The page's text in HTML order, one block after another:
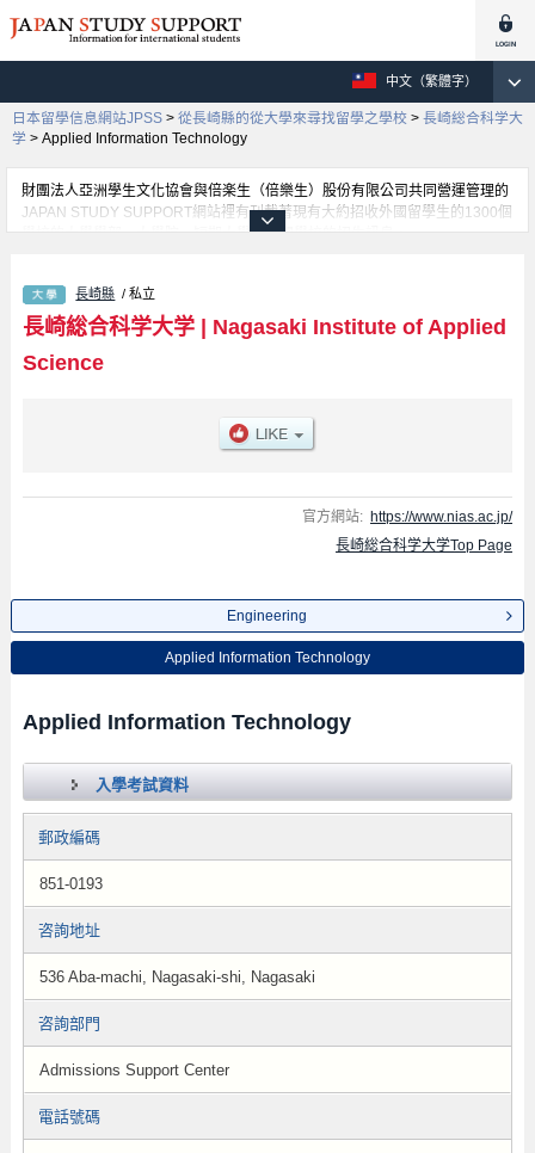
中文（繁體字）
日本留學信息網站JPSS > 從長崎縣的從大學來尋找留學之學校 > 長崎総合科学大
学 > Applied Information Technology
財團法人亞洲學生文化協會與倍楽生（倍樂生）股份有限公司共同營運管理的
JAPAN STUDY SUPPORT網站裡有刊載著現有大約招收外國留學生的1300個
學校的大學學部、大學院、短期大學、專門學校的招生訊息。
合格人數等考試資訊、設施介紹、聯絡方式等對外國留學生是必要之訊息都刊
載於此，請務必查閱及利用此網站。
長崎縣 / 私立
長崎総合科学大学| Nagasaki Institute of Applied
Science
官方網站: https://www.nias.ac.jp/
長崎総合科学大学Top Page
Engineering
Applied Information Technology
Applied Information Technology
入學考試資料
郵政編碼
851-0193
咨詢地址
536 Aba-machi, Nagasaki-shi, Nagasaki
咨詢部門
Admissions Support Center
電話號碼